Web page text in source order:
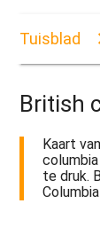
Tuisblad
British
Kaart
te druk.